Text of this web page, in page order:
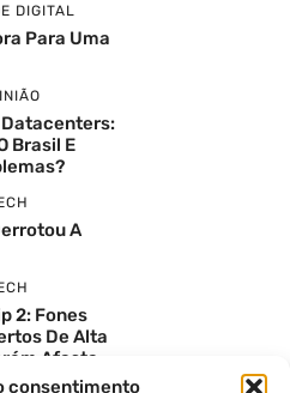
consentimento
DIGITAL
Para Uma
Datacenters:
Brasil E
A
2: Fones
De Alta
Afasta